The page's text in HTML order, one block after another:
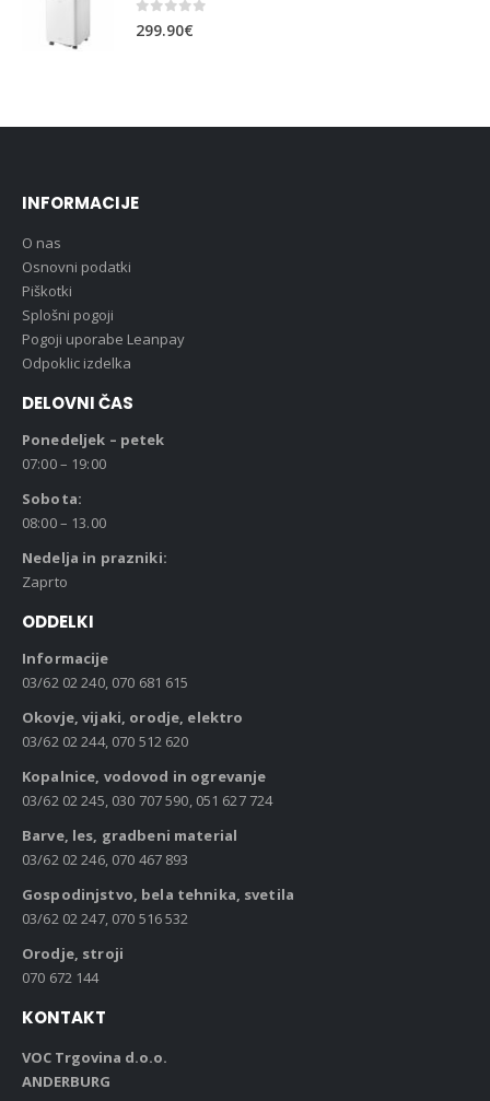
104.99€.
0 out of 5
299.90€
INFORMACIJE
O nas
Osnovni podatki
Piškotki
Splošni pogoji
Pogoji uporabe Leanpay
Odpoklic izdelka
DELOVNI ČAS
Ponedeljek – petek
07:00 – 19:00
Sobota:
08:00 – 13.00
Nedelja in prazniki:
Zaprto
ODDELKI
Informacije
03/62 02 240, 070 681 615
Okovje, vijaki, orodje, elektro
03/62 02 244, 070 512 620
Kopalnice, vodovod in ogrevanje
03/62 02 245, 030 707 590, 051 627 724
Barve, les, gradbeni material
03/62 02 246, 070 467 893
Gospodinjstvo, bela tehnika, svetila
03/62 02 247, 070 516 532
Orodje, stroji
070 672 144
KONTAKT
VOC Trgovina d.o.o.
ANDERBURG